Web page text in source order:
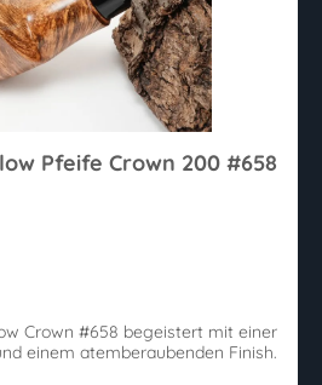
Pfeife Crown 200 #658
Crown #658 begeistert mit einer
einem atemberaubenden Finish.